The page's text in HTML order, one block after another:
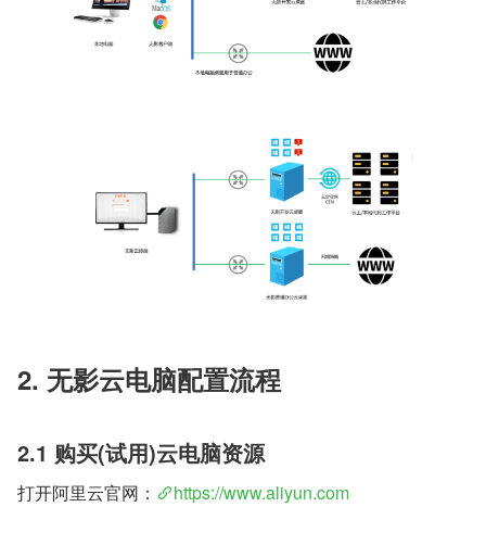
2. 无影云电脑配置流程
2.1 购买(试用)云电脑资源
打开阿里云官网： https://www.aliyun.com